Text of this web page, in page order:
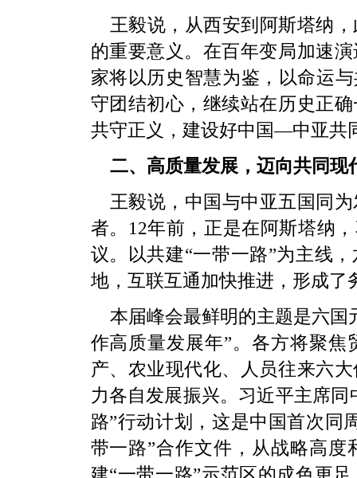
王毅说，从西安到阿斯塔纳
的重要意义。在百年变局加速
家将以历史智慧为鉴，以命运
守团结初心，继续站在历史正
共守正义，建设好中国—中亚共
二、高质量发展，迈向共同现
王毅说，中国与中亚五国同
者。12年前，正是在阿斯塔纳
议。以共建“一带一路”为主线
地，互联互通加快推进，形成
本届峰会最鲜明的主题是六国
作高质量发展年”。各方将聚
产、农业现代化、人员往来六
力各自发展振兴。习近平主席
路”行动计划，这是中国首次同
带一路”合作文件，从战略高